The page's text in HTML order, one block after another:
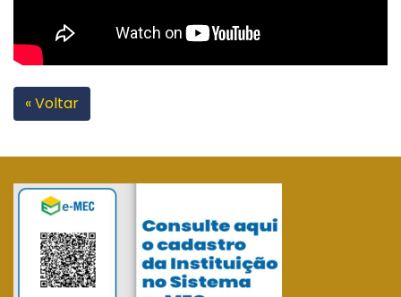
« Voltar